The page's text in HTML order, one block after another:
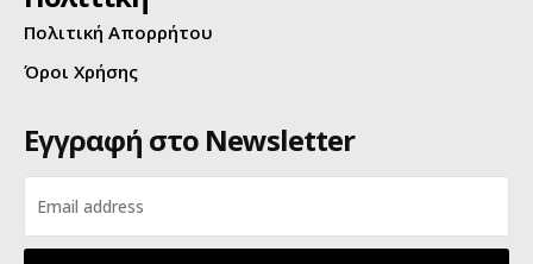
Πολιτική Απορρήτου
Όροι Χρήσης
Εγγραφή στο Newsletter